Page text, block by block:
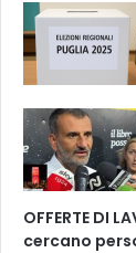
OFFERTE DI
cercano